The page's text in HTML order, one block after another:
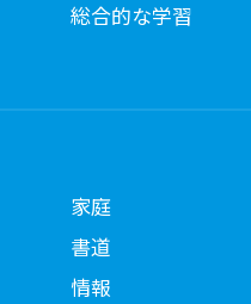
総合的な学習
家庭
書道
情報